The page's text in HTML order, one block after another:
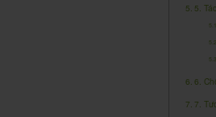
5.
6.
7.